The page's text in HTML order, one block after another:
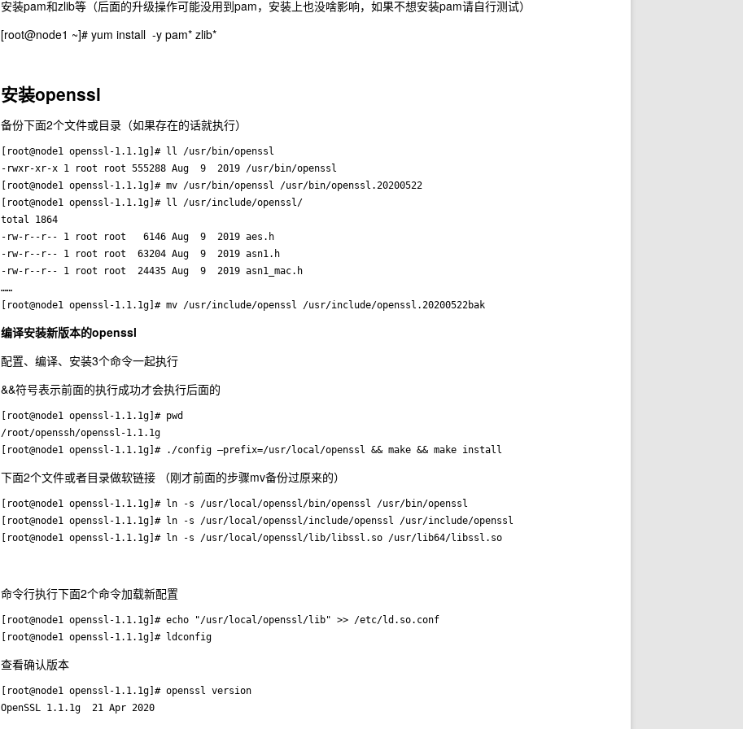
安装pam和zlib等（后面的升级操作可能没用到pam，安装上也没啥影响，如果不想安装pam请自行测试）
[root@node1 ~]# yum install -y pam* zlib*
安装openssl
备份下面2个文件或目录（如果存在的话就执行）
[root@node1 openssl-1.1.1g]# ll /usr/bin/openssl
-rwxr-xr-x 1 root root 555288 Aug  9  2019 /usr/bin/openssl
[root@node1 openssl-1.1.1g]# mv /usr/bin/openssl /usr/bin/openssl.20200522
[root@node1 openssl-1.1.1g]# ll /usr/include/openssl/
total 1864
-rw-r--r-- 1 root root   6146 Aug  9  2019 aes.h
-rw-r--r-- 1 root root  63204 Aug  9  2019 asn1.h
-rw-r--r-- 1 root root  24435 Aug  9  2019 asn1_mac.h
……
编译安装新版本的openssl
配置、编译、安装3个命令一起执行
&&符号表示前面的执行成功才会执行后面的
[root@node1 openssl-1.1.1g]# pwd
/root/openssh/openssl-1.1.1g
[root@node1 openssl-1.1.1g]# ./config –prefix=/usr/local/openssl && make && make install
下面2个文件或者目录做软链接 （刚才前面的步骤mv备份过原来的）
[root@node1 openssl-1.1.1g]# ln -s /usr/local/openssl/bin/openssl /usr/bin/openssl
[root@node1 openssl-1.1.1g]# ln -s /usr/local/openssl/include/openssl /usr/include/openssl
命令行执行下面2个命令加载新配置
[root@node1 openssl-1.1.1g]# echo "/usr/local/openssl/lib" >> /etc/ld.so.conf
查看确认版本
[root@node1 openssl-1.1.1g]# openssl version